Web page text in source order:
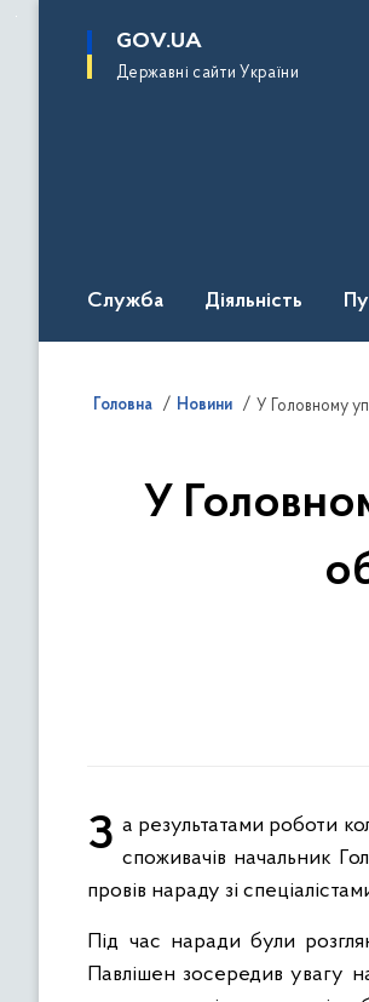
основного
GOV.UA
Державні сайти України
Служба Діяльність
Головна Новини У Головному
У
За результатами роботи колегії Державної служби України з питань безпечності харчових продуктів та захисту споживачів начальник
провів нараду зі
Під час наради були
Павлішен зосередив увагу